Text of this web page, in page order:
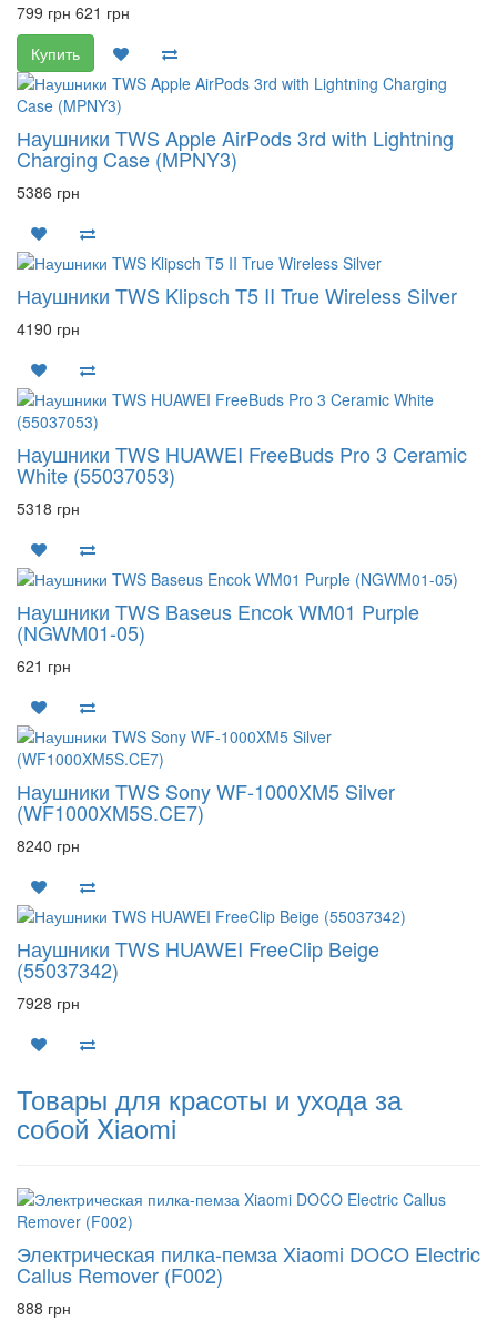
799 грн 621 грн
Купить
Наушники TWS Apple AirPods 3rd with Lightning
Charging Case (MPNY3)
5386 грн
Наушники TWS Klipsch T5 II True Wireless Silver
4190 грн
Наушники TWS HUAWEI FreeBuds Pro 3 Ceramic
White (55037053)
5318 грн
Наушники TWS Baseus Encok WM01 Purple
(NGWM01-05)
621 грн
Наушники TWS Sony WF-1000XM5 Silver
(WF1000XM5S.CE7)
8240 грн
Наушники TWS HUAWEI FreeClip Beige
(55037342)
7928 грн
Товары для красоты и ухода за
собой Xiaomi
Электрическая пилка-пемза Xiaomi DOCO Electric
Callus Remover (F002)
888 грн